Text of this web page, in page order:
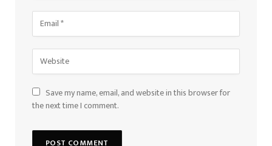
Save my name, email, and website in this browser for
the next time I comment.